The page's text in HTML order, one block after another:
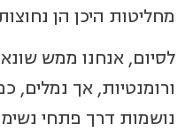
מחליטות היכן הן
לסיום, אנחנו ממש
ורומנטיות, אך נמלים,
נושמות דרך פתחי